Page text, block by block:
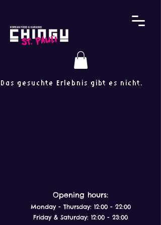
Das gesuchte Erlebnis gibt es nicht.
Opening hours:
Monday - Thursday: 12:00 - 22:00
Friday & Saturday: 12:00 - 23:00